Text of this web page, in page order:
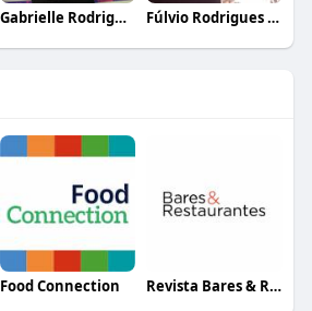
Gabrielle Rodrigues Fúlvio Rodrigues VALERIANO
Food Connection Revista Bares & Restaurantes